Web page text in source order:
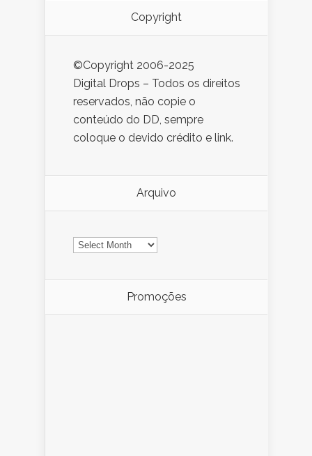
Copyright
©Copyright 2006-2025
Digital Drops – Todos os direitos
reservados, não copie o
conteúdo do DD, sempre
coloque o devido crédito e link.
Arquivo
Arquivo
Promoções